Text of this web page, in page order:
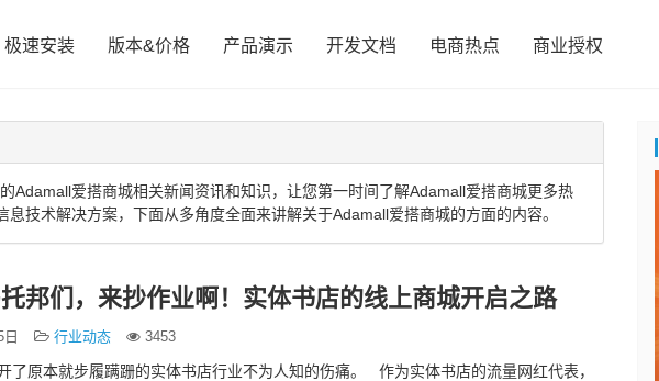
极速安装 版本&价格 产品演示 开发文档 电商热点 商业授权
Adamall爱搭商城相关新闻资讯和知识，让您第一时间了解Adamall爱搭商城更多热
技术解决方案，下面从多角度全面来讲解关于Adamall爱搭商城的方面的内容。
邦们，来抄作业啊！实体书店的线上商城开启之路
行业动态 3453
了原本就步履蹒跚的实体书店行业不为人知的伤痛。 作为实体书店的流量网红代表，